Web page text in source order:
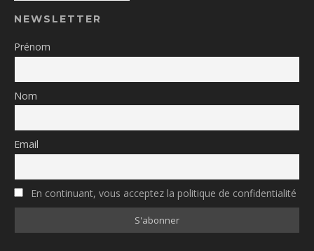
NEWSLETTER
Prénom
Nom
Email
En continuant, vous acceptez la politique de confidentialité